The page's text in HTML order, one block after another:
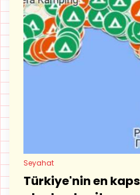
Seyahat
Türkiye'nin en